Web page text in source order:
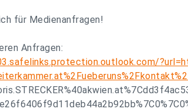
für Medienanfragen!
Anfragen: